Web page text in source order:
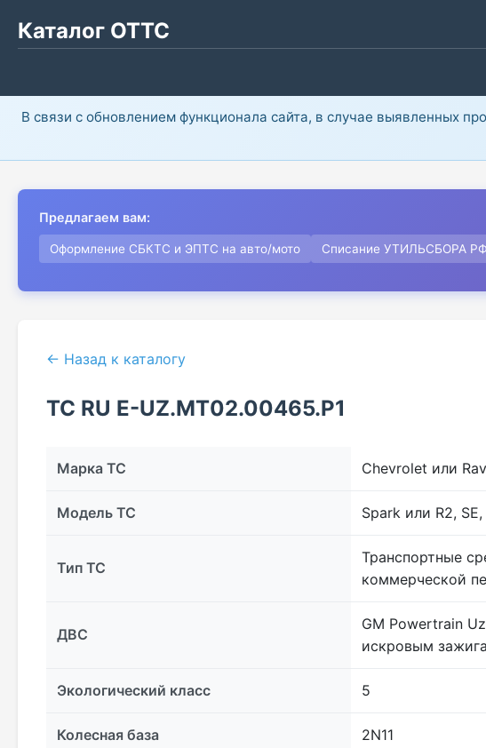
Каталог ОТТС
В связи с обновлением функционала сайта, в случае выявленных
Предлагаем вам:
Оформление СБКТС и ЭПТС на авто/мото Списание УТИЛЬСБОРА РФ
← Назад к каталогу
ТС RU Е-UZ.МТ02.00465.Р1
Марка ТС Chevrolet или
Модель ТС Spark или R2, SE,
Тип ТС
Транспортные
коммерческой
ДВС
GM Powertrain
искровым
Экологический класс 5
Колесная база 2N11